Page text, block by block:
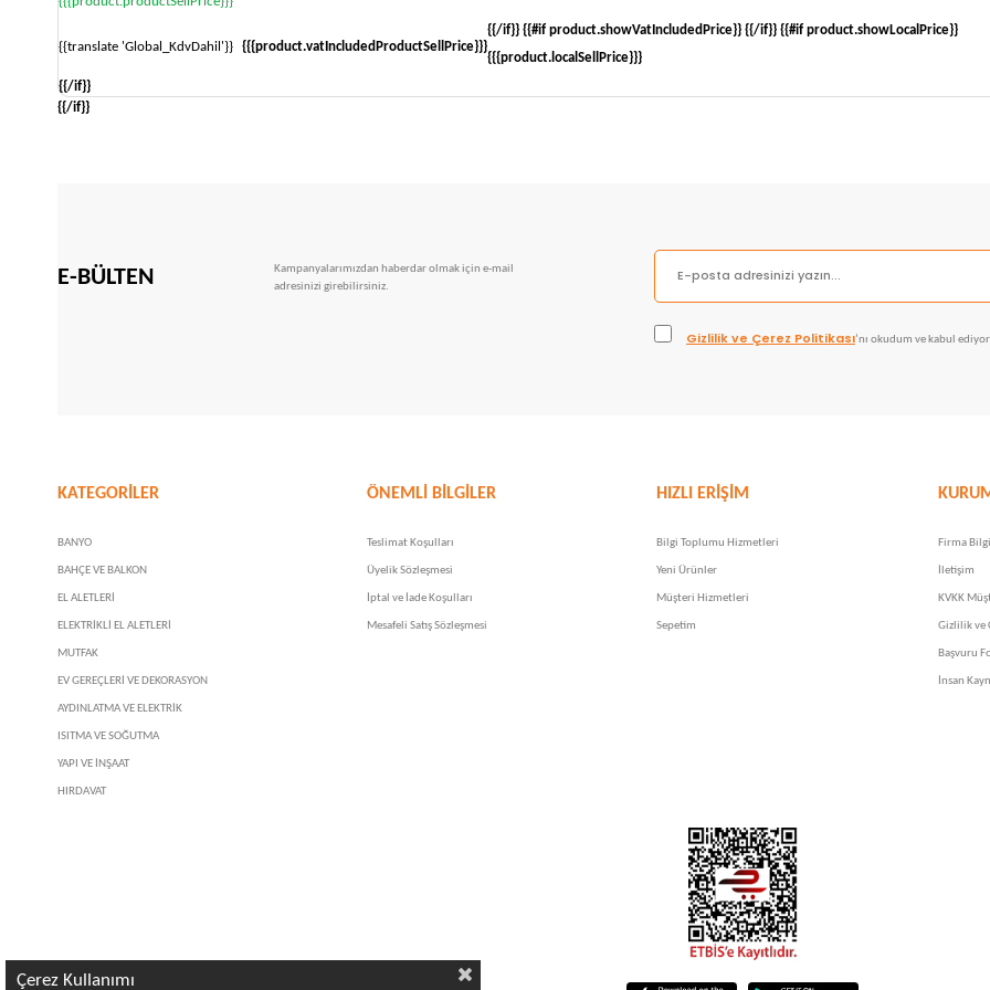
{{/if}} {{#if product.showVatIncludedPrice}}
{{translate 'Global_KdvDahil'}}
{{{product.vatIncludedProductSellPrice}}}
{{/if}} {{#if product.showLocalPrice}}
{{{product.localSellPrice}}}
{{/if}}
{{/if}}
E-BÜLTEN
Kampanyalarımızdan haberdar olmak için e-mail
adresinizi girebilirsiniz.
Gizlilik ve Çerez Politikası’nı okudum ve kabul
KATEGORİLER
BANYO
BAHÇE VE BALKON
EL ALETLERİ
ELEKTRİKLİ EL ALETLERİ
MUTFAK
EV GEREÇLERİ VE DEKORASYON
AYDINLATMA VE ELEKTRİK
ISITMA VE SOĞUTMA
YAPI VE İNŞAAT
HIRDAVAT
ÖNEMLİ BİLGİLER
Teslimat Koşulları
Üyelik Sözleşmesi
İptal ve İade Koşulları
Mesafeli Satış Sözleşmesi
HIZLI ERİŞİM
Bilgi Toplumu Hizmetleri
Yeni Ürünler
Müşteri Hizmetleri
Sepetim
Firma
İletişim
KVKK
Gizlilik ve
Başvuru
İnsan
Çerez Kullanımı